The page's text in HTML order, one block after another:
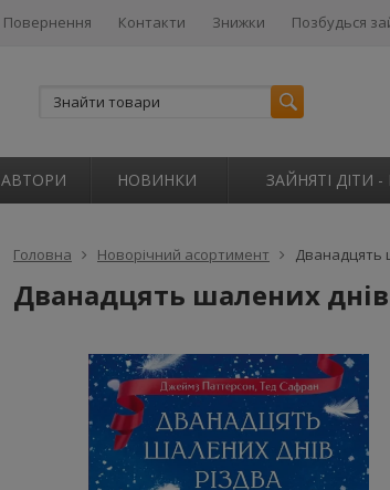
Повернення Контакти Знижки Позбудься
АВТОРИ НОВИНКИ ЗАЙНЯТІ ДІТИ
Головна Новорічний асортимент Дванадцять
Дванадцять шалених